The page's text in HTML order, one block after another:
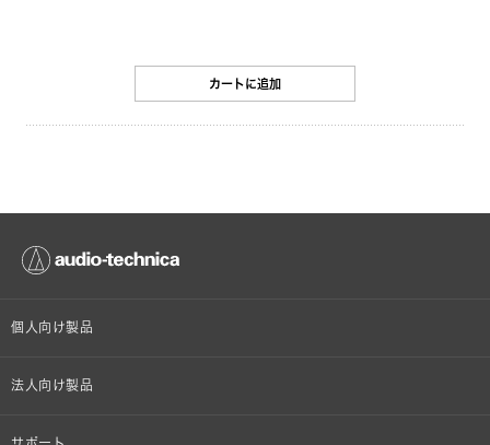
カートに追加
個人向け製品
オンラインストア限定
法人向け製品
設備音響機器